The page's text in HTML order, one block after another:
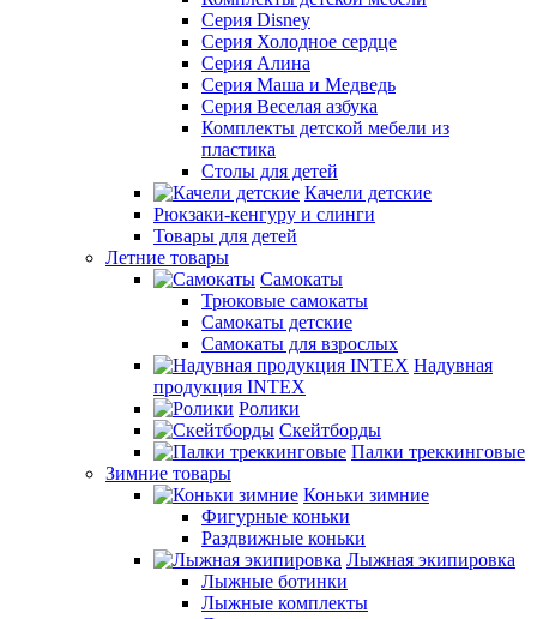
Серия Disney
Серия Холодное сердце
Серия Алина
Серия Маша и Медведь
Серия Веселая азбука
Комплекты детской мебели из
пластика
Столы для детей
Качели детские
Рюкзаки-кенгуру и слинги
Товары для детей
Летние товары
Самокаты
Трюковые самокаты
Самокаты детские
Самокаты для взрослых
Надувная
продукция INTEX
Ролики
Скейтборды
Палки треккинговые
Зимние товары
Коньки зимние
Фигурные коньки
Раздвижные коньки
Лыжная экипировка
Лыжные ботинки
Лыжные комплекты